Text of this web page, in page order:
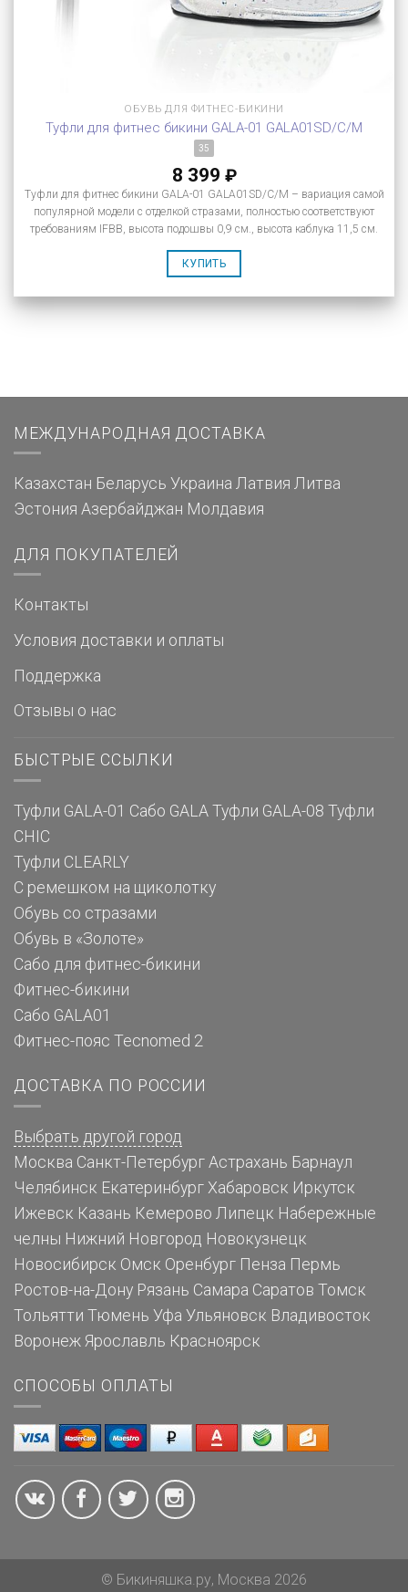
ОБУВЬ ДЛЯ ФИТНЕС-БИКИНИ
Туфли для фитнес бикини GALA-01 GALA01SD/C/M
35
8 399 ₽
Туфли для фитнес бикини GALA-01 GALA01SD/C/M – вариация самой
популярной модели с отделкой стразами, полностью соответствуют
требованиям IFBB, высота подошвы 0,9 см., высота каблука 11,5 см.
КУПИТЬ
МЕЖДУНАРОДНАЯ ДОСТАВКА
Казахстан Беларусь Украина Латвия Литва
Эстония Азербайджан Молдавия
ДЛЯ ПОКУПАТЕЛЕЙ
Контакты
Условия доставки и оплаты
Поддержка
Отзывы о нас
БЫСТРЫЕ ССЫЛКИ
Туфли GALA-01 Сабо GALA Туфли GALA-08 Туфли
CHIC
Туфли CLEARLY
С ремешком на щиколотку
Обувь со стразами
Обувь в «Золоте»
Сабо для фитнес-бикини
Фитнес-бикини
Сабо GALA01
Фитнес-пояс Tecnomed 2
ДОСТАВКА ПО РОССИИ
Выбрать другой город
Москва Санкт-Петербург Астрахань Барнаул
Челябинск Екатеринбург Хабаровск Иркутск
Ижевск Казань Кемерово Липецк Набережные
челны Нижний Новгород Новокузнецк
Новосибирск Омск Оренбург Пенза Пермь
Ростов-на-Дону Рязань Самара Саратов Томск
Тольятти Тюмень Уфа Ульяновск Владивосток
Воронеж Ярославль Красноярск
СПОСОБЫ ОПЛАТЫ
© Бикиняшка.ру, Москва 2026